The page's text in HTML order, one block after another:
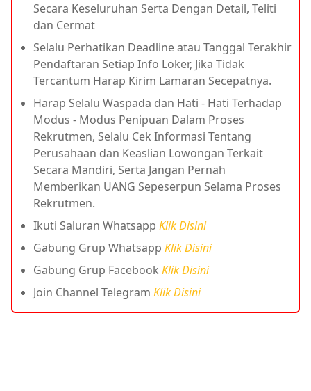
Secara Keseluruhan Serta Dengan Detail, Teliti
dan Cermat
Selalu Perhatikan Deadline atau Tanggal Terakhir
Pendaftaran Setiap Info Loker, Jika Tidak
Tercantum Harap Kirim Lamaran Secepatnya.
Harap Selalu Waspada dan Hati - Hati Terhadap
Modus - Modus Penipuan Dalam Proses
Rekrutmen, Selalu Cek Informasi Tentang
Perusahaan dan Keaslian Lowongan Terkait
Secara Mandiri, Serta Jangan Pernah
Memberikan UANG Sepeserpun Selama Proses
Rekrutmen.
Ikuti Saluran Whatsapp Klik Disini
Gabung Grup Whatsapp Klik Disini
Gabung Grup Facebook Klik Disini
Join Channel Telegram Klik Disini